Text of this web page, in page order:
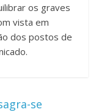
os graves
vista em
dos postos de
se